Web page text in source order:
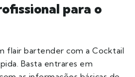
para o
flair bartender com a Cocktail
Basta entrares em